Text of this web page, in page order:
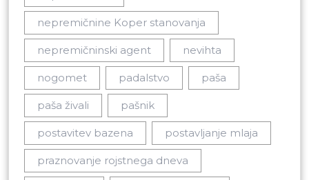
nepremičnine Koper stanovanja
nepremičninski agent nevihta
nogomet padalstvo paša
paša živali pašnik
postavitev bazena postavljanje mlaja
praznovanje rojstnega dneva